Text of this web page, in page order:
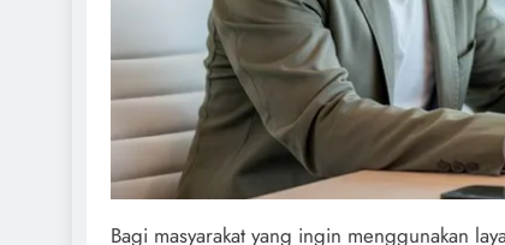
Bagi masyarakat yang ingin menggunakan